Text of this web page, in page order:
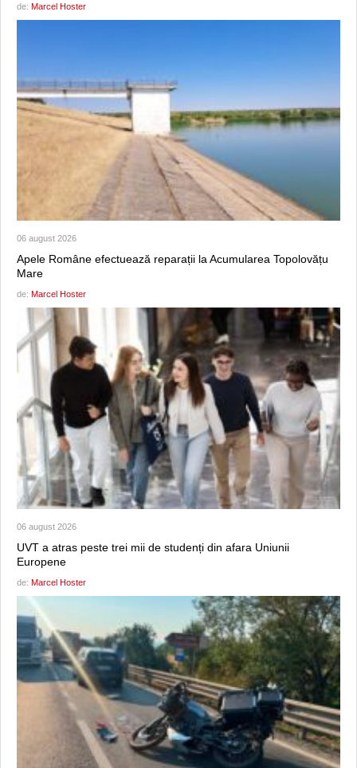
de: Marcel Hoster
06 august 2026
Apele Române efectuează reparații la Acumularea Topolovățu
Mare
de: Marcel Hoster
06 august 2026
UVT a atras peste trei mii de studenți din afara Uniunii
Europene
de: Marcel Hoster